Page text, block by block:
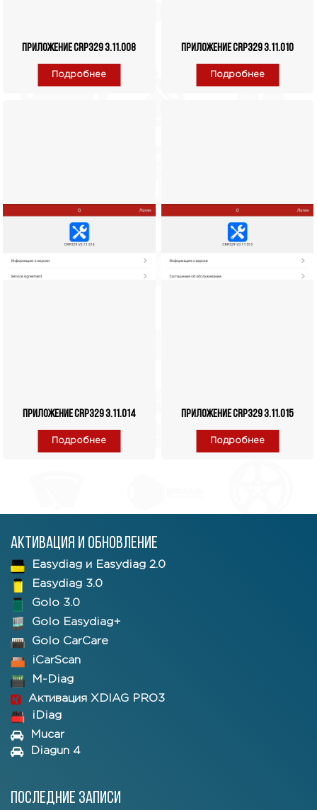
Приложение CRP329 3.11.008
Подробнее
Приложение CRP329 3.11.010
Подробнее
Приложение CRP329 3.11.014
Подробнее
Приложение CRP329 3.11.015
Подробнее
Активация и обновление
Easydiag и Easydiag 2.0
Easydiag 3.0
Golo 3.0
Golo Easydiag+
Golo CarCare
iCarScan
M-Diag
Активация XDIAG PRO3
iDiag
Mucar
Diagun 4
Последние записи